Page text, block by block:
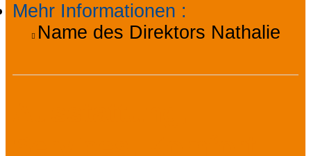
Mehr Informationen :
Name des Direktors Nathalie